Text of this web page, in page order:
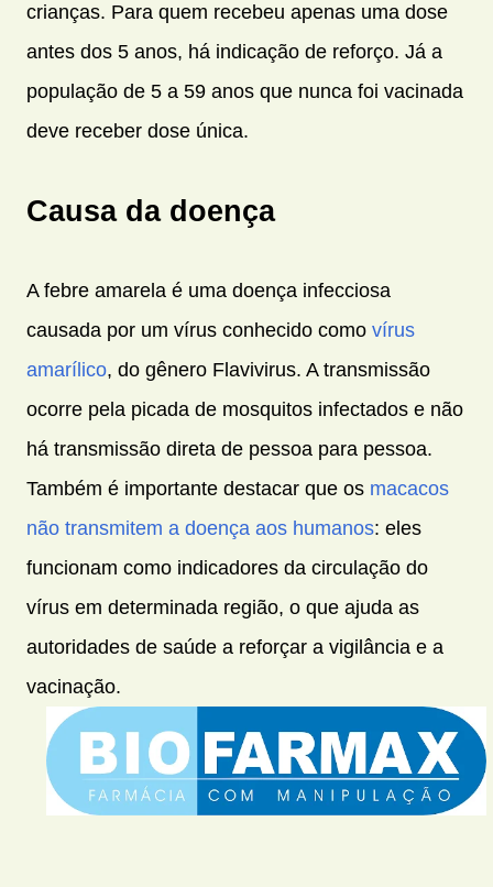
crianças. Para quem recebeu apenas uma dose
antes dos 5 anos, há indicação de reforço. Já a
população de 5 a 59 anos que nunca foi vacinada
deve receber dose única.
Causa da doença
A febre amarela é uma doença infecciosa
causada por um vírus conhecido como vírus
amarílico, do gênero Flavivirus. A transmissão
ocorre pela picada de mosquitos infectados e não
há transmissão direta de pessoa para pessoa.
Também é importante destacar que os macacos
não transmitem a doença aos humanos: eles
funcionam como indicadores da circulação do
vírus em determinada região, o que ajuda as
autoridades de saúde a reforçar a vigilância e a
vacinação.